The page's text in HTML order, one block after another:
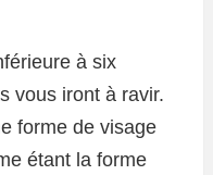
à six
vous iront à ravir.
forme de visage
étant la forme